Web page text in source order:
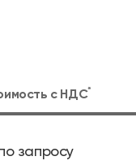
с НДС*
запросу